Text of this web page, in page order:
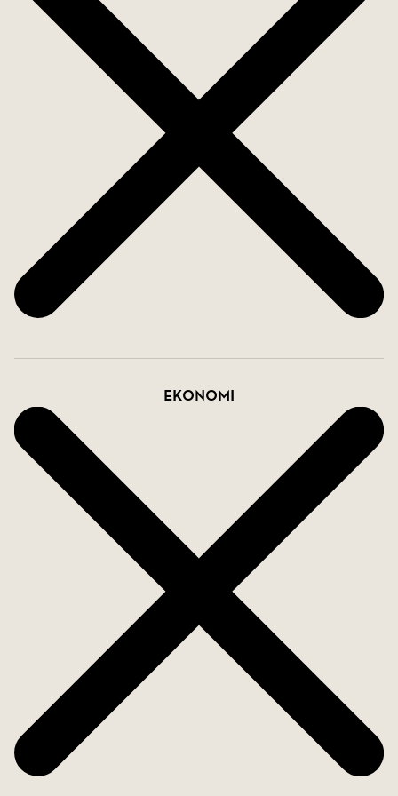
duschrummet från år 2025 finns smakfulla detaljer
som förvaringsskåp, takdusch, kommod,
tvättmaskin och toalett. Tillhörande lägenheten
finns ett väl tilltaget vinds- samt källarförråd.
Brf Skytten är en ekonomiskt stabil förening som
består idag av 18 st lägenheter. Föreningen har ett
ständigt fokus på förbättringsåtgärder och
tillhandahåller sina medlemmar en lummig och
härlig innergård, källarförråd, vindsförråd,
cykelförråd, föreningsrum samt tvättstuga.
Omtyckta kvarter med ett fint läge belägen mellan
universitetet och city. Genom en kortare
promenad genom fina Trädgårdsföreningen nås
stadskärnan. I närområdet finns flertalet
grönområden, bland annat den fina
Magistratshagen. Gångavstånd till det vackra
Eklandskapet, Tinnerö. God närservice i området
samt busslinje för goda kommunikationer.
Denna bostad måste upplevas på plats. Varmt
välkommen att kontakta ansvarig mäklare för att
komma på visning!
Ekonomi